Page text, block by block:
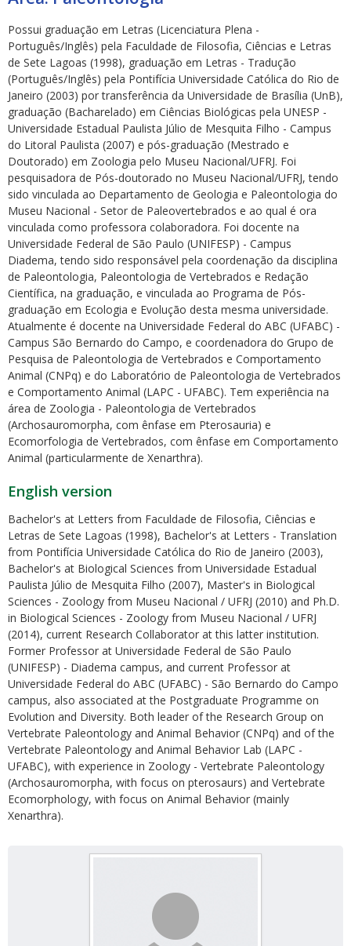
Possui graduação em Letras (Licenciatura Plena -
Português/Inglês) pela Faculdade de Filosofia, Ciências e Letras
de Sete Lagoas (1998), graduação em Letras - Tradução
(Português/Inglês) pela Pontifícia Universidade Católica do Rio de
Janeiro (2003) por transferência da Universidade de Brasília (UnB),
graduação (Bacharelado) em Ciências Biológicas pela UNESP -
Universidade Estadual Paulista Júlio de Mesquita Filho - Campus
do Litoral Paulista (2007) e pós-graduação (Mestrado e
Doutorado) em Zoologia pelo Museu Nacional/UFRJ. Foi
pesquisadora de Pós-doutorado no Museu Nacional/UFRJ, tendo
sido vinculada ao Departamento de Geologia e Paleontologia do
Museu Nacional - Setor de Paleovertebrados e ao qual é ora
vinculada como professora colaboradora. Foi docente na
Universidade Federal de São Paulo (UNIFESP) - Campus
Diadema, tendo sido responsável pela coordenação da disciplina
de Paleontologia, Paleontologia de Vertebrados e Redação
Científica, na graduação, e vinculada ao Programa de Pós-
graduação em Ecologia e Evolução desta mesma universidade.
Atualmente é docente na Universidade Federal do ABC (UFABC) -
Campus São Bernardo do Campo, e coordenadora do Grupo de
Pesquisa de Paleontologia de Vertebrados e Comportamento
Animal (CNPq) e do Laboratório de Paleontologia de Vertebrados
e Comportamento Animal (LAPC - UFABC). Tem experiência na
área de Zoologia - Paleontologia de Vertebrados
(Archosauromorpha, com ênfase em Pterosauria) e
Ecomorfologia de Vertebrados, com ênfase em Comportamento
Animal (particularmente de Xenarthra).
English version
Bachelor's at Letters from Faculdade de Filosofia, Ciências e
Letras de Sete Lagoas (1998), Bachelor's at Letters - Translation
from Pontifícia Universidade Católica do Rio de Janeiro (2003),
Bachelor's at Biological Sciences from Universidade Estadual
Paulista Júlio de Mesquita Filho (2007), Master's in Biological
Sciences - Zoology from Museu Nacional / UFRJ (2010) and Ph.D.
in Biological Sciences - Zoology from Museu Nacional / UFRJ
(2014), current Research Collaborator at this latter institution.
Former Professor at Universidade Federal de São Paulo
(UNIFESP) - Diadema campus, and current Professor at
Universidade Federal do ABC (UFABC) - São Bernardo do Campo
campus, also associated at the Postgraduate Programme on
Evolution and Diversity. Both leader of the Research Group on
Vertebrate Paleontology and Animal Behavior (CNPq) and of the
Vertebrate Paleontology and Animal Behavior Lab (LAPC -
UFABC), with experience in Zoology - Vertebrate Paleontology
(Archosauromorpha, with focus on pterosaurs) and Vertebrate
Ecomorphology, with focus on Animal Behavior (mainly
Xenarthra).